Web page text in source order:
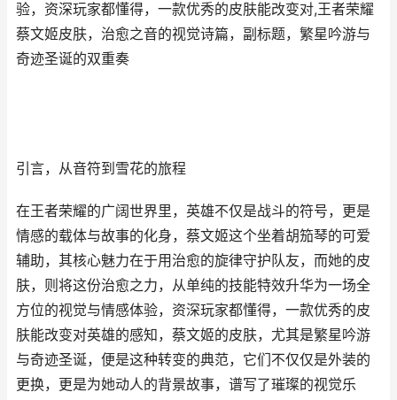
验，资深玩家都懂得，一款优秀的皮肤能改变对,王者荣耀
蔡文姬皮肤，治愈之音的视觉诗篇，副标题，繁星吟游与
奇迹圣诞的双重奏
引言，从音符到雪花的旅程
在王者荣耀的广阔世界里，英雄不仅是战斗的符号，更是
情感的载体与故事的化身，蔡文姬这个坐着胡笳琴的可爱
辅助，其核心魅力在于用治愈的旋律守护队友，而她的皮
肤，则将这份治愈之力，从单纯的技能特效升华为一场全
方位的视觉与情感体验，资深玩家都懂得，一款优秀的皮
肤能改变对英雄的感知，蔡文姬的皮肤，尤其是繁星吟游
与奇迹圣诞，便是这种转变的典范，它们不仅仅是外装的
更换，更是为她动人的背景故事，谱写了璀璨的视觉乐